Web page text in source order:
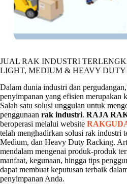
JUAL RAK INDUSTRI
LIGHT, MEDIUM & HEAVY
Dalam dunia industri dan
penyimpanan yang efisien merupakan
Salah satu solusi unggulan untuk
penggunaan rak industri. RAJA
beroperasi melalui website
telah menghadirkan solusi rak industri
Medium, dan Heavy Duty Racking.
mendalam mengenai produk-produk
manfaat, kegunaan, hingga tips
dapat membuat keputusan terbaik
penyimpanan Anda.